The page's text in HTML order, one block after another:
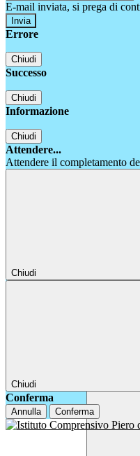
E-mail inviata, si prega di
Errore
Chiudi
Successo
Chiudi
Informazione
Chiudi
Attendere...
Attendere il completamento
Chiudi
Chiudi
Conferma
Annulla Conferma